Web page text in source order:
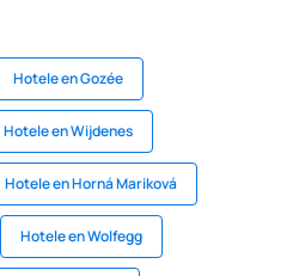
Hotele en Gozée
Hotele en Wijdenes
Hotele en Horná Mariková
Hotele en Wolfegg